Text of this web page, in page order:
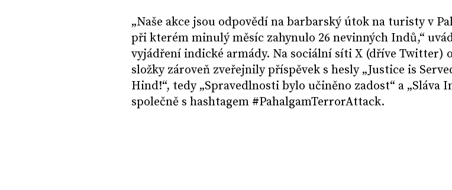
„Naše akce jsou odpovědí na barbarský útok na turisty v
při kterém minulý měsíc zahynulo 26 nevinných Indů,“
vyjádření indické armády. Na sociální síti X (dříve Twitter)
složky zároveň zveřejnily příspěvek s hesly „Justice is
Hind!“, tedy „Spravedlnosti bylo učiněno zadost“ a „Sláva
společně s hashtagem #PahalgamTerrorAttack.